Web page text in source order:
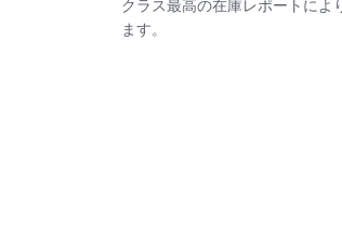
クラス最高の在庫レポートによ
ます。